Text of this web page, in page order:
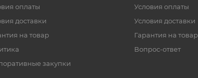
оплаты
доставки
на товар
закупки
Условия оплаты
Условия доставки
Гарантия на товар
Вопрос-ответ